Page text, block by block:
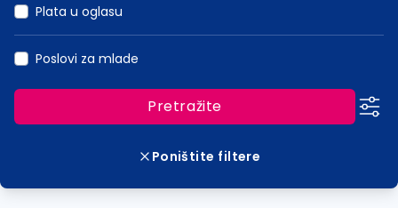
Plata u oglasu
Poslovi za mlade
Pretražite
Poništite filtere